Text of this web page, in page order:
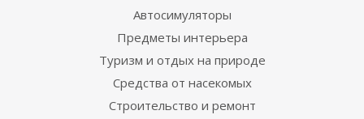
Автосимуляторы
Предметы интерьера
Туризм и отдых на природе
Средства от насекомых
Строительство и ремонт